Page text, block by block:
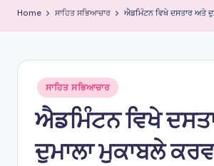
o
rl
d
nj
a
Home ਸਾਹਿਤ ਸਭਿਆਚਾਰ ਐਡਮਿੰਟਨ ਵਿਖੇ ਦਸਤਾਰ ਅਤੇ
Posted
in
ਸਾਹਿਤ ਸਭਿਆਚਾਰ
ਐਡਮਿੰਟਨ ਵਿਖੇ
ਦੁਮਾਲਾ ਮੁਕਾਬਲੇ